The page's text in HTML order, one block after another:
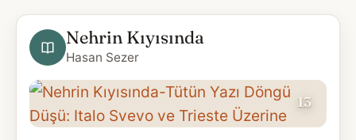
Nehrin Kıyısında
Hasan Sezer
13